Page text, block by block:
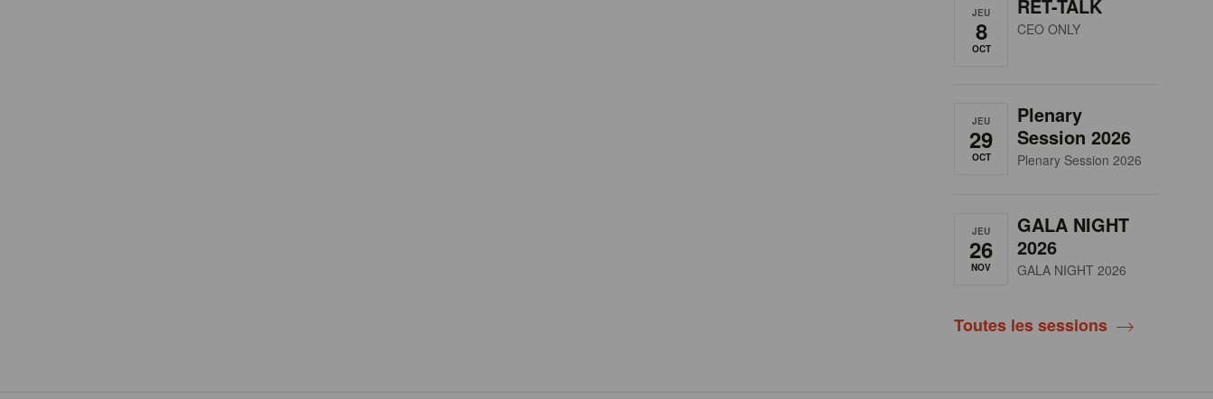
JEU
8
OCT
RET-TALK
CEO ONLY
JEU
29
OCT
Plenary
Session 2026
Plenary Session 2026
JEU
26
NOV
GALA NIGHT
2026
GALA NIGHT 2026
Toutes les sessions